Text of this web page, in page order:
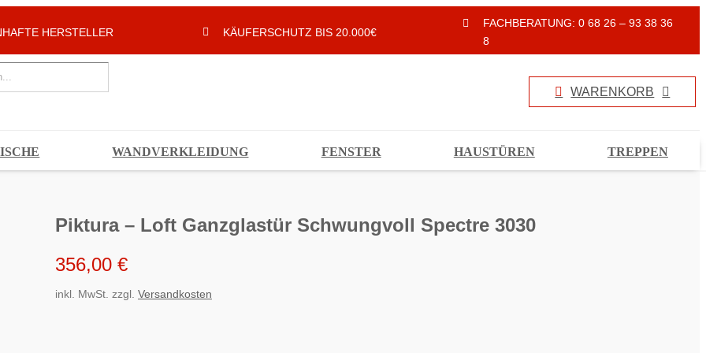
HERSTELLER KÄUFERSCHUTZ BIS 20.000€
FACHBERATUNG: 0 68 26 – 93 38 36
8
WARENKORB
WANDVERKLEIDUNG FENSTER HAUSTÜREN TREPPEN
Piktura – Loft Ganzglastür Schwungvoll Spectre 3030
356,00 €
inkl. MwSt. zzgl. Versandkosten